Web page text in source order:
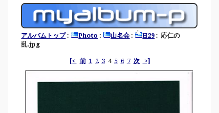
アルバムトップ: Photo : 山名会 : H29 : 応仁の
乱.jpg
[< 前 1 2 3 4 5 6 7 次 >]